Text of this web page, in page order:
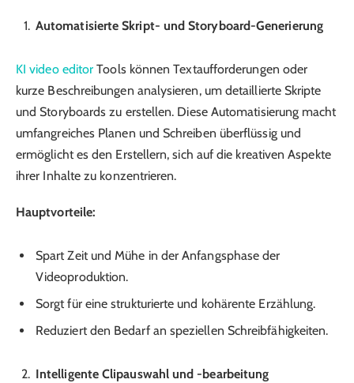
Automatisierte Skript- und Storyboard-Generierung
KI video editor Tools können Textaufforderungen oder
kurze Beschreibungen analysieren, um detaillierte Skripte
und Storyboards zu erstellen. Diese Automatisierung macht
umfangreiches Planen und Schreiben überflüssig und
ermöglicht es den Erstellern, sich auf die kreativen Aspekte
ihrer Inhalte zu konzentrieren.
Hauptvorteile:
Spart Zeit und Mühe in der Anfangsphase der
Videoproduktion.
Sorgt für eine strukturierte und kohärente Erzählung.
Reduziert den Bedarf an speziellen Schreibfähigkeiten.
Intelligente Clipauswahl und -bearbeitung